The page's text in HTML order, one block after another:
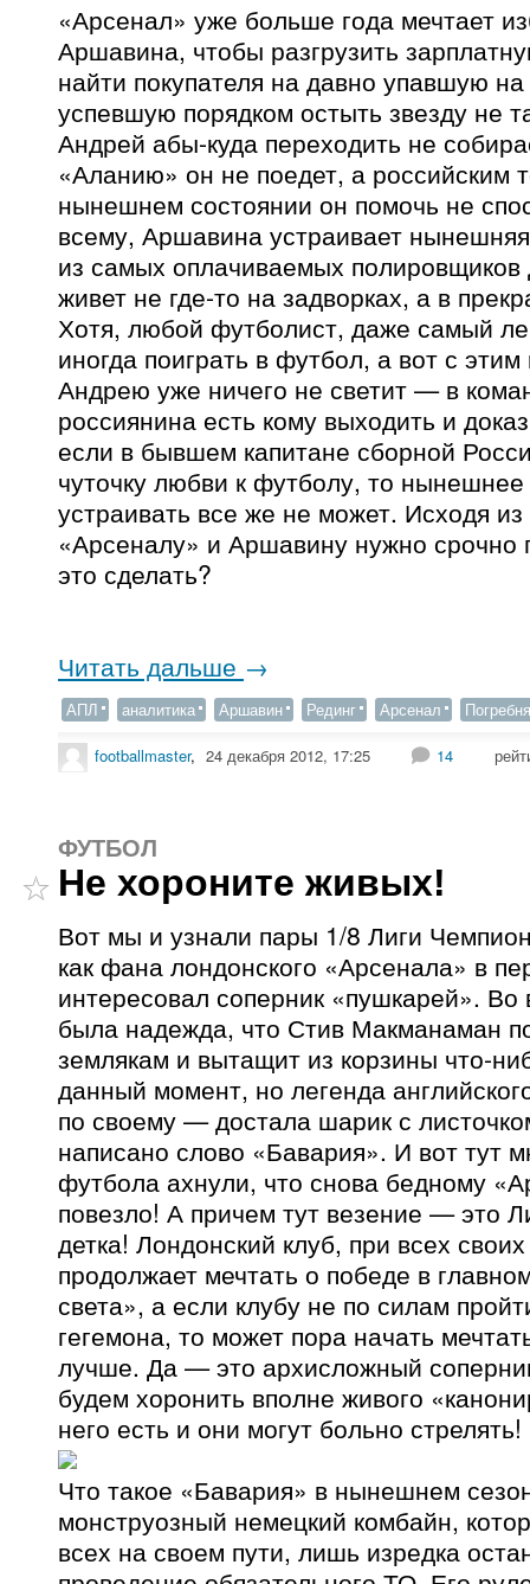
«Арсенал» уже больше года мечтает
Аршавина, чтобы разгрузить
найти покупателя на давно упавшую
успевшую порядком остыть звезду не
Андрей абы-куда переходить не
«Аланию» он не поедет, а российским
нынешнем состоянии он помочь не
всему, Аршавина устраивает
из самых оплачиваемых
живет не где-то на задворках, а в
Хотя, любой футболист, даже самый
иногда поиграть в футбол, а вот с
Андрею уже ничего не светит — в
россиянина есть кому выходить и
если в бывшем капитане сборной
чуточку любви к футболу, то
устраивать все же не может. Исходя из
«Арсеналу» и Аршавину нужно срочно
это сделать?
Читать дальше →
АПЛ аналитика Аршавин Рединг Арсенал
footballmaster, 24 декабря 2012, 17:25 14
ФУТБОЛ
Не хороните живых!
Вот мы и узнали пары 1/8 Лиги
как фана лондонского «Арсенала» в
интересовал соперник «пушкарей».
была надежда, что Стив Макманаман
землякам и вытащит из корзины что-
данный момент, но легенда
по своему — достала шарик с
написано слово «Бавария». И вот тут
футбола ахнули, что снова бедному
повезло! А причем тут везение — это
детка! Лондонский клуб, при всех
продолжает мечтать о победе в
света», а если клубу не по силам
гегемона, то может пора начать
лучше. Да — это архисложный
будем хоронить вполне живого
него есть и они могут больно стрелять!
Что такое «Бавария» в нынешнем
монструозный немецкий комбайн,
всех на своем пути, лишь изредка